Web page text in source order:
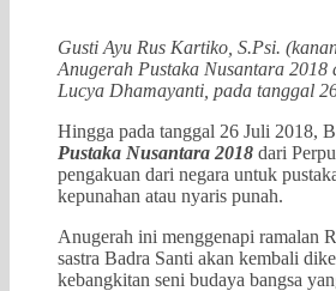
Gusti Ayu Rus Kartiko, S.Psi.
Anugerah Pustaka Nusantara
Lucya Dhamayanti, pada tanggal
Hingga pada tanggal 26 Juli 2018,
Pustaka Nusantara 2018 dari
pengakuan dari negara untuk
kepunahan atau nyaris punah.
Anugerah ini menggenapi ramalan
sastra Badra Santi akan kembali
kebangkitan seni budaya bangsa